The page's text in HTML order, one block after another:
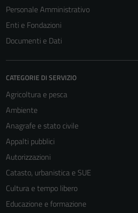
Personale Amministrativo
Enti e Fondazioni
Documenti e Dati
CATEGORIE DI SERVIZIO
Agricoltura e pesca
Ambiente
Anagrafe e stato civile
Appalti pubblici
Autorizzazioni
Catasto, urbanistica e SUE
Cultura e tempo libero
Educazione e formazione